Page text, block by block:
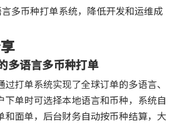
多币种打单系统，降低开发和运维成
多语言多币种打单
打单系统实现了全球订单的多语言、
下单时可选择本地语言和币种，系统自
和面单，后台财务自动按币种结算，大